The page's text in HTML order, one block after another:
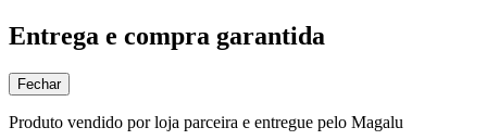
Entrega e compra garantida
Fechar
Produto vendido por loja parceira e entregue pelo Magalu